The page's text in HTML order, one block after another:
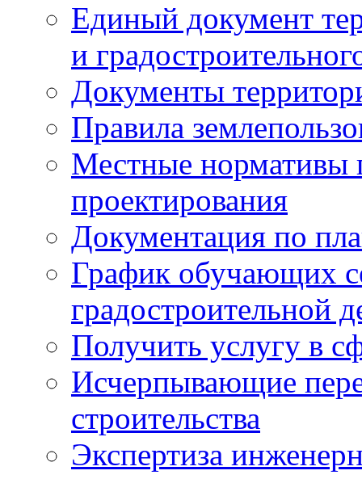
Единый документ
и
Документы
Правила
Местные нормативы
проектирования
Документация по
График обучающих
градостроительной
Получить услугу в
Исчерпывающие
строительства
Экспертиза